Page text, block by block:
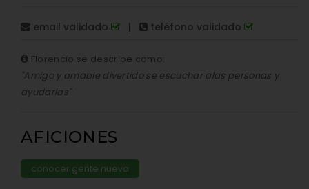
email validado | teléfono validado
Florencio se describe como:
"Amigo y amable divertido se escuchar alas personas y
ayudarlas"
AFICIONES
conocer gente nueva